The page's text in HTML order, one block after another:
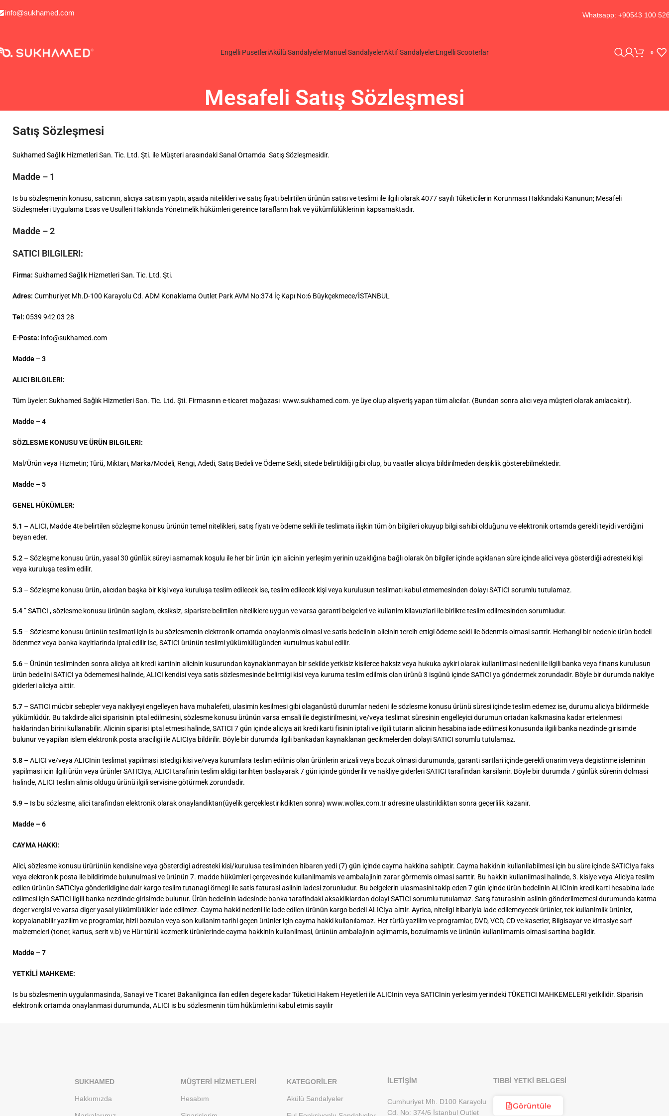
info@sukhamed.com Whatsapp: +90543 100
Engelli PusetleriAkülü SandalyelerManuel SandalyelerAktif SandalyelerEngelli Scooterlar 0
Mesafeli Satış Sözleşmesi
Satış Sözleşmesi
Sukhamed Sağlık Hizmetleri San. Tic. Ltd. Şti. ile Müşteri arasındaki Sanal Ortamda Satış Sözleşmesidir.
Madde – 1
Is bu sözleşmenin konusu, satıcının, alıcıya satısını yaptıı, aşaıda nitelikleri ve satış fiyatı belirtilen ürünün satısı ve teslimi ile ilgili olarak 4077 sayılı Tüketicilerin Korunması Hakkındaki Kanunun; Mesafeli
Sözleşmeleri Uygulama Esas ve Usulleri Hakkında Yönetmelik hükümleri gereince tarafların hak ve yükümlülüklerinin kapsamaktadır.
Madde – 2
SATICI BILGILERI:
Firma: Sukhamed Sağlık Hizmetleri San. Tic. Ltd. Şti.
Adres: Cumhuriyet Mh.D-100 Karayolu Cd. ADM Konaklama Outlet Park AVM No:374 İç Kapı No:6 Büykçekmece/İSTANBUL
Tel: 0539 942 03 28
E-Posta: info@sukhamed.com
Madde – 3
ALICI BILGILERI:
Tüm üyeler: Sukhamed Sağlık Hizmetleri San. Tic. Ltd. Şti. Firmasının e-ticaret mağazası www.sukhamed.com. ye üye olup alışveriş yapan tüm alıcılar. (Bundan sonra alıcı veya müşteri olarak anılacaktır).
Madde – 4
SÖZLESME KONUSU VE ÜRÜN BILGILERI:
Mal/Ürün veya Hizmetin; Türü, Miktarı, Marka/Modeli, Rengi, Adedi, Satış Bedeli ve Ödeme Sekli, sitede belirtildiği gibi olup, bu vaatler alıcıya bildirilmeden deişiklik gösterebilmektedir.
Madde – 5
GENEL HÜKÜMLER:
5.1 – ALICI, Madde 4te belirtilen sözleşme konusu ürünün temel nitelikleri, satış fiyatı ve ödeme sekli ile teslimata ilişkin tüm ön bilgileri okuyup bilgi sahibi olduğunu ve elektronik ortamda gerekli teyidi verdiğini
beyan eder.
5.2 – Sözleşme konusu ürün, yasal 30 günlük süreyi asmamak koşulu ile her bir ürün için alicinin yerleşim yerinin uzaklığına bağlı olarak ön bilgiler içinde açıklanan süre içinde alici veya gösterdiği adresteki kişi
veya kuruluşa teslim edilir.
5.3 – Sözleşme konusu ürün, alıcıdan başka bir kişi veya kuruluşa teslim edilecek ise, teslim edilecek kişi veya kurulusun teslimatı kabul etmemesinden dolayı SATICI sorumlu tutulamaz.
5.4” SATICI , sözlesme konusu ürünün saglam, eksiksiz, sipariste belirtilen niteliklere uygun ve varsa garanti belgeleri ve kullanim kilavuzlari ile birlikte teslim edilmesinden sorumludur.
5.5 – Sözlesme konusu ürünün teslimati için is bu sözlesmenin elektronik ortamda onaylanmis olmasi ve satis bedelinin alicinin tercih ettigi ödeme sekli ile ödenmis olmasi sarttir. Herhangi bir nedenle ürün bedeli
ödenmez veya banka kayitlarinda iptal edilir ise, SATICI ürünün teslimi yükümlülügünden kurtulmus kabul edilir.
5.6 – Ürünün tesliminden sonra aliciya ait kredi kartinin alicinin kusurundan kaynaklanmayan bir sekilde yetkisiz kisilerce haksiz veya hukuka aykiri olarak kullanilmasi nedeni ile ilgili banka veya finans kurulusun
ürün bedelini SATICI ya ödememesi halinde, ALICI kendisi veya satis sözlesmesinde belirttigi kisi veya kuruma teslim edilmis olan ürünü 3 isgünü içinde SATICI ya göndermek zorundadir. Böyle bir durumda nakliye
giderleri aliciya aittir.
5.7 – SATICI mücbir sebepler veya nakliyeyi engelleyen hava muhalefeti, ulasimin kesilmesi gibi olaganüstü durumlar nedeni ile sözlesme konusu ürünü süresi içinde teslim edemez ise, durumu aliciya bildirmekle
yükümlüdür. Bu takdirde alici siparisinin iptal edilmesini, sözlesme konusu ürünün varsa emsali ile degistirilmesini, ve/veya teslimat süresinin engelleyici durumun ortadan kalkmasina kadar ertelenmesi
haklarindan birini kullanabilir. Alicinin siparisi iptal etmesi halinde, SATICI 7 gün içinde aliciya ait kredi karti fisinin iptali ve ilgili tutarin alicinin hesabina iade edilmesi konusunda ilgili banka nezdinde girisimde
bulunur ve yapilan islem elektronik posta araciligi ile ALICIya bildirilir. Böyle bir durumda ilgili bankadan kaynaklanan gecikmelerden dolayi SATICI sorumlu tutulamaz.
5.8 – ALICI ve/veya ALICInin teslimat yapilmasi istedigi kisi ve/veya kurumlara teslim edilmis olan ürünlerin arizali veya bozuk olmasi durumunda, garanti sartlari içinde gerekli onarim veya degistirme isleminin
yapilmasi için ilgili ürün veya ürünler SATICIya, ALICI tarafinin teslim aldigi tarihten baslayarak 7 gün içinde gönderilir ve nakliye giderleri SATICI tarafindan karsilanir. Böyle bir durumda 7 günlük sürenin dolmasi
halinde, ALICI teslim almis oldugu ürünü ilgili servisine götürmek zorundadir.
5.9 – Is bu sözlesme, alici tarafindan elektronik olarak onaylandiktan(üyelik gerçeklestirikdikten sonra) www.wollex.com.tr adresine ulastirildiktan sonra geçerlilik kazanir.
Madde – 6
CAYMA HAKKI:
Alici, sözlesme konusu ürürünün kendisine veya gösterdigi adresteki kisi/kurulusa tesliminden itibaren yedi (7) gün içinde cayma hakkina sahiptir. Cayma hakkinin kullanilabilmesi için bu süre içinde SATICIya faks
veya elektronik posta ile bildirimde bulunulmasi ve ürünün 7. madde hükümleri çerçevesinde kullanilmamis ve ambalajinin zarar görmemis olmasi sarttir. Bu hakkin kullanilmasi halinde, 3. kisiye veya Aliciya teslim
edilen ürünün SATICIya gönderildigine dair kargo teslim tutanagi örnegi ile satis faturasi aslinin iadesi zorunludur. Bu belgelerin ulasmasini takip eden 7 gün içinde ürün bedelinin ALICInin kredi karti hesabina iade
edilmesi için SATICI ilgili banka nezdinde girisimde bulunur. Ürün bedelinin iadesinde banka tarafindaki aksakliklardan dolayi SATICI sorumlu tutulamaz. Satış faturasinin aslinin gönderilmemesi durumunda katma
deger vergisi ve varsa diger yasal yükümlülükler iade edilmez. Cayma hakki nedeni ile iade edilen ürünün kargo bedeli ALICIya aittir. Ayrica, niteligi itibariyla iade edilemeyecek ürünler, tek kullanimlik ürünler,
kopyalanabilir yazilim ve programlar, hizli bozulan veya son kullanim tarihi geçen ürünler için cayma hakki kullanılamaz. Her türlü yazilim ve programlar, DVD, VCD, CD ve kasetler, Bilgisayar ve kirtasiye sarf
malzemeleri (toner, kartus, serit v.b) ve Hür türlü kozmetik ürünlerinde cayma hakkinin kullanilmasi, ürünün ambalajinin açilmamis, bozulmamis ve ürünün kullanilmamis olmasi sartina baglidir.
Madde – 7
YETKİLİ MAHKEME:
Is bu sözlesmenin uygulanmasinda, Sanayi ve Ticaret Bakanliginca ilan edilen degere kadar Tüketici Hakem Heyetleri ile ALICInin veya SATICInin yerlesim yerindeki TÜKETICI MAHKEMELERI yetkilidir. Siparisin
elektronik ortamda onaylanmasi durumunda, ALICI is bu sözlesmenin tüm hükümlerini kabul etmis sayilir
SUKHAMED
Hakkımızda
MÜŞTERI HIZMETLERI
Hesabım
KATEGORILER
Akülü Sandalyeler
İLETİŞİM
Cumhuriyet Mh. D100 Karayolu
Cd. No: 374/6 İstanbul Outlet
TIBBİ YETKİ BELGESİ
Görüntüle